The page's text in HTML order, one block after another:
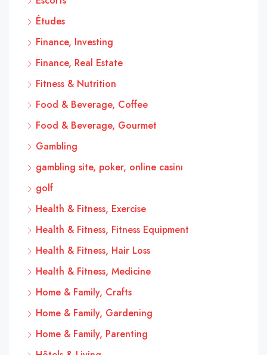
Études
Finance, Investing
Finance, Real Estate
Fitness & Nutrition
Food & Beverage, Coffee
Food & Beverage, Gourmet
Gambling
gambling site, poker, online casinı
golf
Health & Fitness, Exercise
Health & Fitness, Fitness Equipment
Health & Fitness, Hair Loss
Health & Fitness, Medicine
Home & Family, Crafts
Home & Family, Gardening
Home & Family, Parenting